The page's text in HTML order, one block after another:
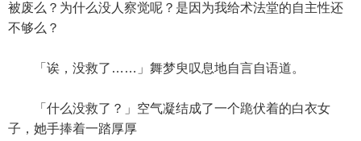
被废么？为什么没人察觉呢？是因为我给术法堂的自主性还
不够么？
「诶，没救了……」舞梦臾叹息地自言自语道。
「什么没救了？」空气凝结成了一个跪伏着的白衣女
子，她手捧着一踏厚厚